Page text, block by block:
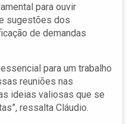
para ouvir
sugestões dos
de demandas
para um trabalho
reuniões nas
ideias valiosas que se
ressalta Cláudio.